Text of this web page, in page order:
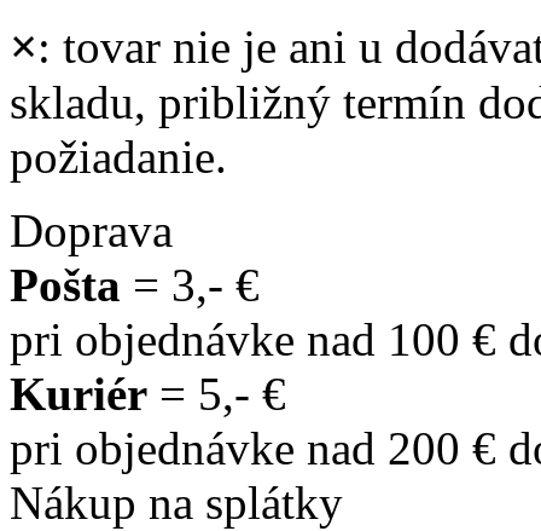
×: tovar nie je ani u
skladu, približný termín
požiadanie.
Doprava
Pošta = 3,- €
pri objednávke nad 100 €
Kuriér = 5,- €
pri objednávke nad 200 €
Nákup na splátky